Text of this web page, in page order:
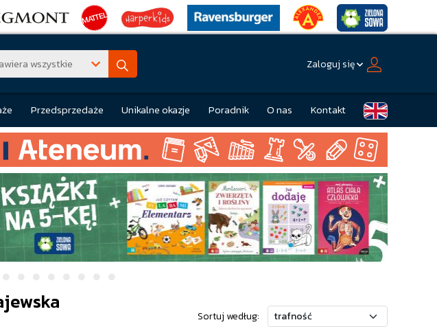
wszystkie Zaloguj się
Przedsprzedaże Unikalne okazje Poradnik O nas Kontakt
Sortuj według: